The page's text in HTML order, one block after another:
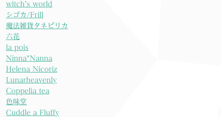
witch’s world
シゴカ/Frill
魔法雑貨タネピリカ
六花
la pois
Ninna*Nanna
Helena Nicoriz
Lunarheavenly
Coppelia tea
色味堂
Cuddle a Fluffy